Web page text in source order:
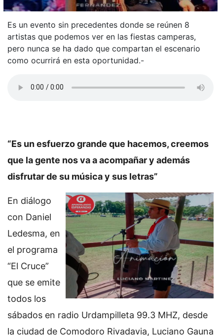
Es un evento sin precedentes donde se reúnen 8
artistas que podemos ver en las fiestas camperas,
pero nunca se ha dado que compartan el escenario
como ocurrirá en esta oportunidad.-
“Es un esfuerzo grande que hacemos, creemos
que la gente nos va a acompañar y además
disfrutar de su música y sus letras”
En diálogo
con Daniel
Ledesma, en
el programa
“El Cruce”
que se emite
todos los
sábados en radio Urdampilleta 99.3 MHZ, desde
la ciudad de Comodoro Rivadavia, Luciano Gauna